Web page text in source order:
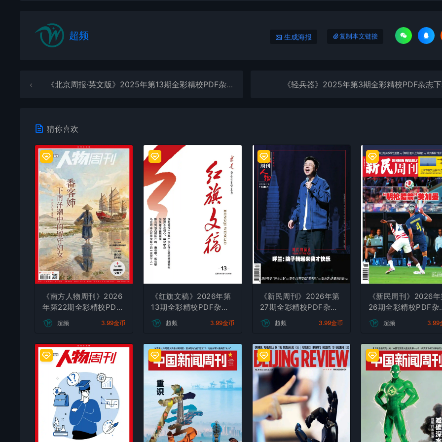
超频 生成海报 复制本文链接
《北京周报·英文版》2025年第13期全彩精校PDF杂志下载 《轻兵器》2025年第3期全彩精校PDF杂志
猜你喜欢
《南方人物周刊》2026
年第22期全彩精校PDF
杂志下载
超频 3.99金币
《红旗文稿》2026年第
13期全彩精校PDF杂志
下载
超频 3.99金币
《新民周刊》2026年第
27期全彩精校PDF杂志
下载
超频 3.99金币
《新民周刊》2026
26期全彩精校PDF杂
下载
超频 3.99